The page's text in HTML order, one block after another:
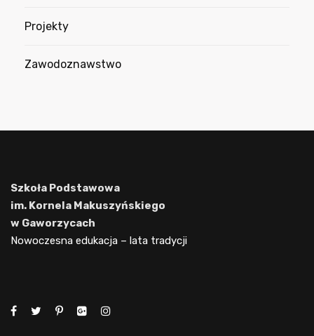
Projekty
Zawodoznawstwo
Szkoła Podstawowa
im. Kornela Makuszyńskiego
w Gaworzycach
Nowoczesna edukacja – lata tradycji